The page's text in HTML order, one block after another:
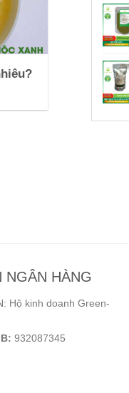
NGÂN HÀNG
Hộ kinh doanh Green-
932087345